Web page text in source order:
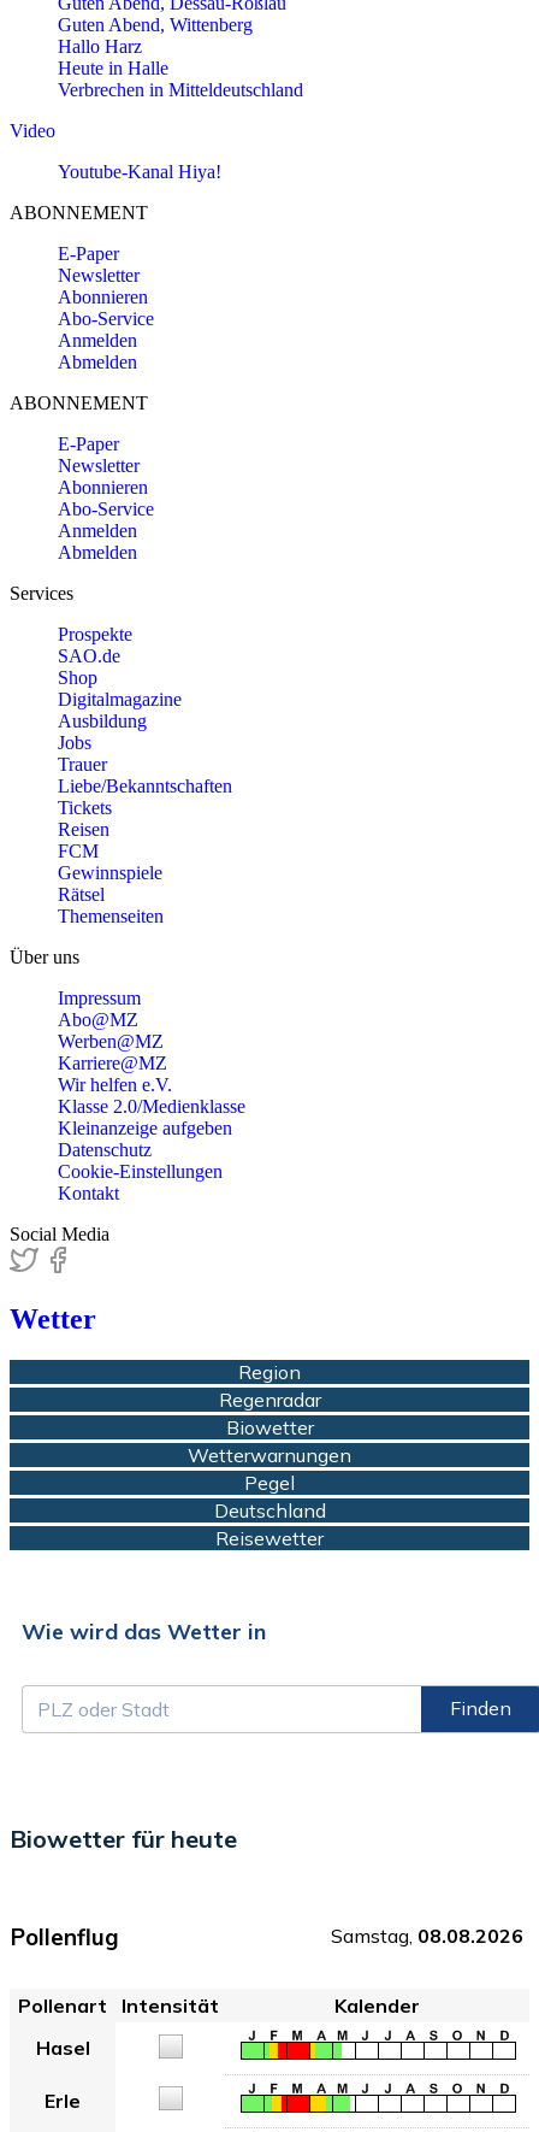
Guten Abend, Wittenberg
Hallo Harz
Heute in Halle
Verbrechen in Mitteldeutschland
Video
Youtube-Kanal Hiya!
ABONNEMENT
E-Paper
Newsletter
Abonnieren
Abo-Service
Anmelden
Abmelden
ABONNEMENT
E-Paper
Newsletter
Abonnieren
Abo-Service
Anmelden
Abmelden
Services
Prospekte
SAO.de
Shop
Digitalmagazine
Ausbildung
Jobs
Trauer
Liebe/Bekanntschaften
Tickets
Reisen
FCM
Gewinnspiele
Rätsel
Themenseiten
Über uns
Impressum
Abo@MZ
Werben@MZ
Karriere@MZ
Wir helfen e.V.
Klasse 2.0/Medienklasse
Kleinanzeige aufgeben
Datenschutz
Cookie-Einstellungen
Kontakt
Social Media
Wetter
Region
Regenradar
Biowetter
Wetterwarnungen
Pegel
Deutschland
Reisewetter
Wie wird das Wetter in
Finden
Biowetter für heute
Pollenflug Samstag, 08.08.2026
Pollenart Intensität
Kalender
Hasel
Erle